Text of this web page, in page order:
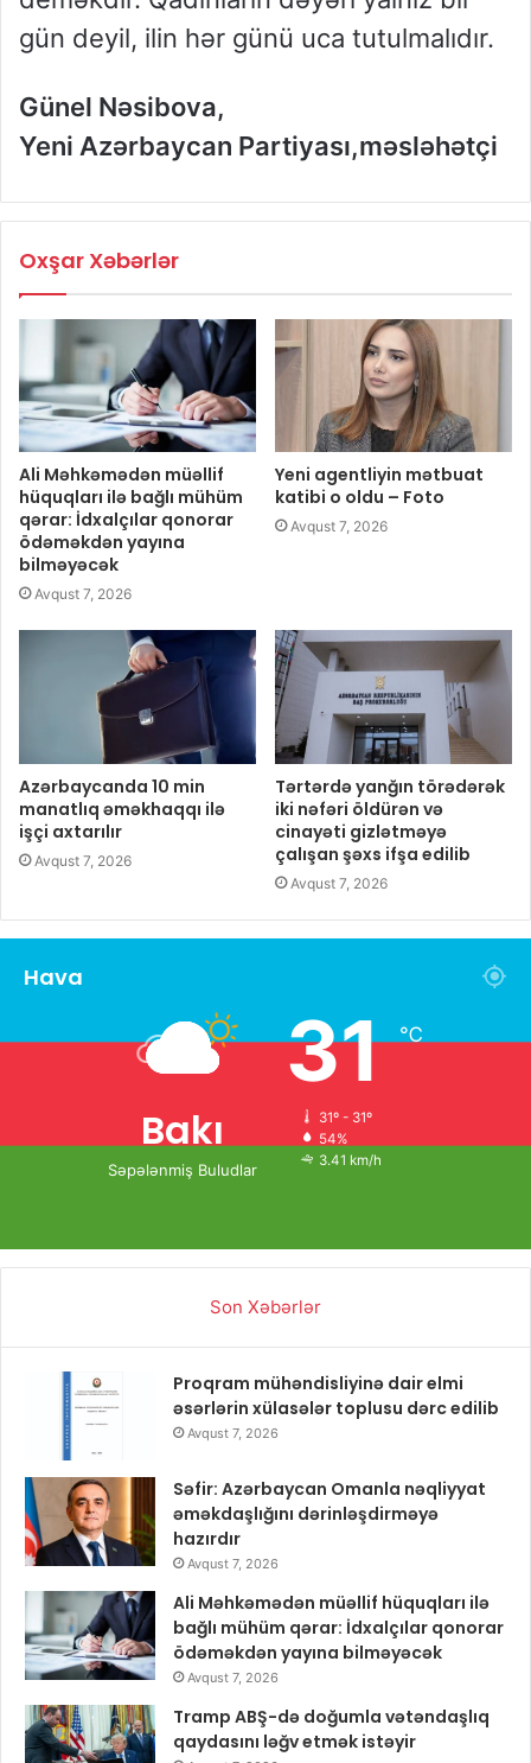
gün deyil, ilin hər günü uca tutulmalıdır.
Günel Nəsibova,
Yeni Azərbaycan Partiyası,məsləhətçi
Oxşar Xəbərlər
Ali Məhkəmədən müəllif
hüquqları ilə bağlı mühüm
qərar: İdxalçılar qonorar
ödəməkdən yayına
bilməyəcək
Avqust 7, 2026
Yeni agentliyin mətbuat
katibi o oldu – Foto
Avqust 7, 2026
Azərbaycanda 10 min
manatlıq əməkhaqqı ilə
işçi axtarılır
Avqust 7, 2026
Tərtərdə yanğın törədərək
iki nəfəri öldürən və
cinayəti gizlətməyə
çalışan şəxs ifşa edilib
Avqust 7, 2026
Hava
Bakı
Səpələnmiş Buludlar
31℃
31º - 31º
54%
3.41 km/h
Son Xəbərlər
Proqram mühəndisliyinə dair elmi
əsərlərin xülasələr toplusu dərc edilib
Avqust 7, 2026
Səfir: Azərbaycan Omanla nəqliyyat
əməkdaşlığını dərinləşdirməyə
hazırdır
Avqust 7, 2026
Ali Məhkəmədən müəllif hüquqları ilə
bağlı mühüm qərar: İdxalçılar qonorar
ödəməkdən yayına bilməyəcək
Avqust 7, 2026
Tramp ABŞ-də doğumla vətəndaşlıq
qaydasını ləğv etmək istəyir